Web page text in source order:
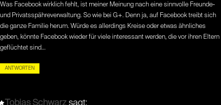
Was Facebook wirklich fehlt, ist meiner Meinung nach eine sinnvolle Freunde-
und Privatsspähreverwaltung. So wie bei G+. Denn ja, auf Facebook treibt sich
die ganze Familie herum. Würde es allerdings Kreise oder etwas ähnliches
geben, könnte Facebook wieder für viele interessant werden, die vor ihren Eltern
geflüchtet sind…
ANTWORTEN
Tobias Schwarz sagt: